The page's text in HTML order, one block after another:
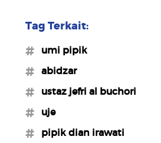
Tag Terkait:
#umi pipik
#abidzar
#ustaz jefri al buchori
#uje
#pipik dian irawati